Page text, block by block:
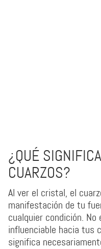
¿QUÉ
CUARZOS?
Al ver el cristal, el
manifestación de tu
cualquier condición.
influenciable hacia tus
significa